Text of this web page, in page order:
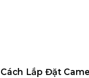
Cách Lắp Đặt